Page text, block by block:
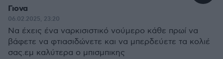
Γιονα
06.02.2025, 23:20
Να έχεις ένα ναρκισιστικό νούμερο κάθε πρωί να
βάφετε να φτιασιδώνετε και να μπερδεύετε τα κολιέ
σας.εμ καλύτερα ο μπισμπικης